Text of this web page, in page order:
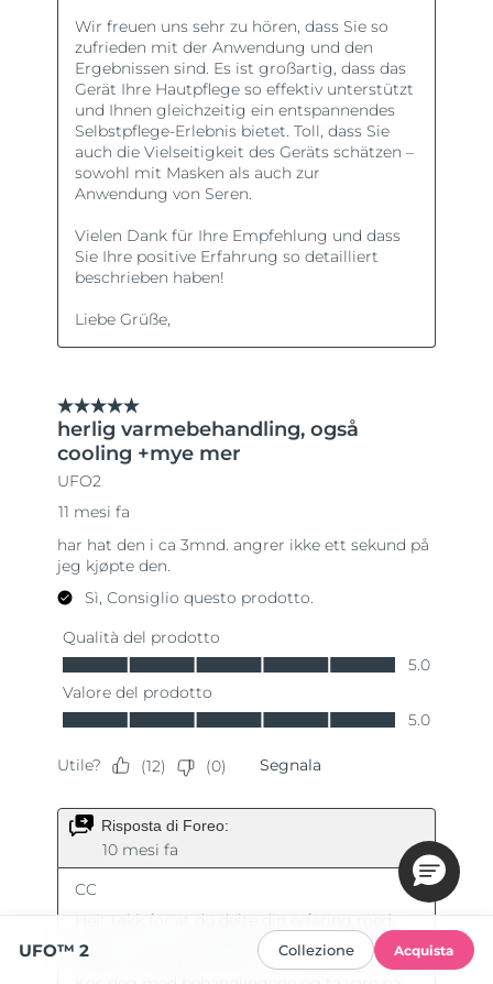
UFO™ 2 Collezione Acquista